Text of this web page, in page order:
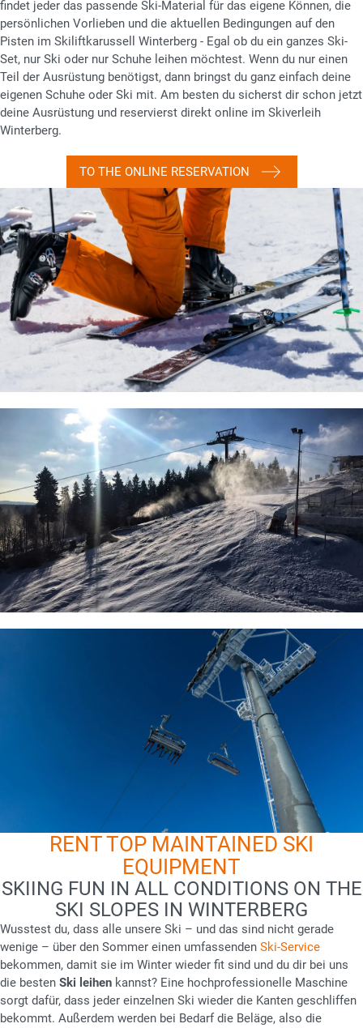
findet jeder das passende Ski-Material für das eigene Können, die
persönlichen Vorlieben und die aktuellen Bedingungen auf den
Pisten im Skiliftkarussell Winterberg - Egal ob du ein ganzes Ski-
Set, nur Ski oder nur Schuhe leihen möchtest. Wenn du nur einen
Teil der Ausrüstung benötigst, dann bringst du ganz einfach deine
eigenen Schuhe oder Ski mit. Am besten du sicherst dir schon jetzt
deine Ausrüstung und reservierst direkt online im Skiverleih
Winterberg.
TO THE ONLINE RESERVATION
RENT TOP MAINTAINED SKI
EQUIPMENT
SKIING FUN IN ALL CONDITIONS ON THE
SKI SLOPES IN WINTERBERG
Wusstest du, dass alle unsere Ski – und das sind nicht gerade
wenige – über den Sommer einen umfassenden Ski-Service
bekommen, damit sie im Winter wieder fit sind und du dir bei uns
die besten Ski leihen kannst? Eine hochprofessionelle Maschine
sorgt dafür, dass jeder einzelnen Ski wieder die Kanten geschliffen
bekommt. Außerdem werden bei Bedarf die Beläge, also die